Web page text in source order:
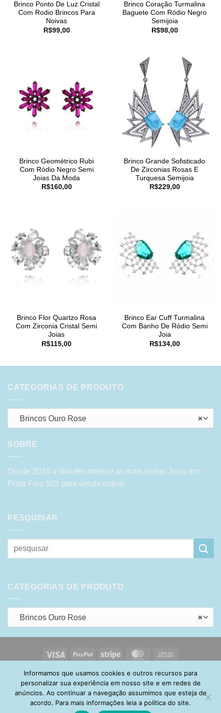
Brinco Ponto De Luz Cristal
Com Rodio Brincos Para
Noivas
R$99,00
Brinco Coração Turmalina
Baguete Com Ródio Negro
Semijoia
R$98,00
Brinco Geométrico Rubi
Com Ródio Negro Semi
Joias Da Moda
R$160,00
Brinco Grande Sofisticado
De Zirconias Rosas E
Turquesa Semijoia
R$229,00
Brinco Flor Quartzo Rosa
Com Zirconia Cristal Semi
Joias
R$115,00
Brinco Ear Cuff Turmalina
Com Banho De Ródio Semi
Joia
R$134,00
CATEGORIAS DE PRODUTO
×
Brincos Ouro Rose
SOBRE
Desde 2010 a Waufen oferece as mais lindas Joias em
Prata Fina 925 para venda online.
PESQUISAR
Pesquisar
por:
CATEGORIAS DE PRODUTO
×
Brincos Ouro Rose
Visa PayPal Stripe MasterCard
Delivery
HOME SOBRE POLÍTICA DE PRIVACIDADE
ENTREGA
TROCA E DEVOLUÇÃO
GARANTIA FAQ
CARRINHO
MINHA CONTA
Informamos que usamos cookies e outros recursos para
personalizar sua experiência em nosso site e em redes de
anúncios. Ao continuar a navegação assumimos que esteja de
acordo. Para mais informações leia a política do site.